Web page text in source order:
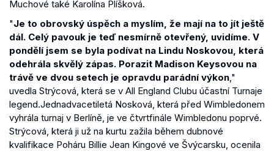
Muchové také Karolína Plíšková.
"Je to obrovský úspěch a myslím, že mají na to jít ještě
dál. Celý pavouk je teď nesmírně otevřený, uvidíme. V
pondělí jsem se byla podívat na Lindu Noskovou, která
odehrála skvělý zápas. Porazit Madison Keysovou na
trávě ve dvou setech je opravdu parádní výkon,"
uvedla Strýcová, která se v All England Clubu účastní Turnaje
legend.Jednadvacetiletá Nosková, která před Wimbledonem
vyhrála turnaj v Berlíně, je ve čtvrtfinále Wimbledonu poprvé.
Strýcová, která ji už na kurtu zažila během dubnové
kvalifikace Poháru Billie Jean Kingové ve Švýcarsku, ocenila